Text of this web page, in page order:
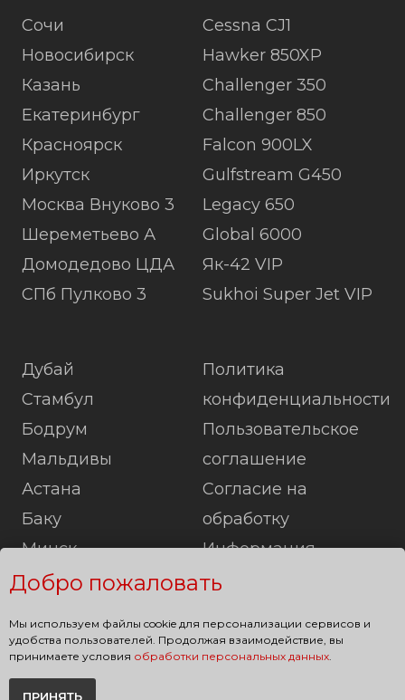
Добро пожаловать
Мы используем файлы cookie для персонализации сервисов и
удобства пользователей. Продолжая взаимодействие, вы
принимаете условия обработки персональных данных.
ПРИНЯТЬ
Сочи
Новосибирск
Казань
Екатеринбург
Красноярск
Иркутск
Москва Внуково 3
Шереметьево А
Домодедово ЦДА
СПб Пулково 3
Cessna CJ1
Hawker 850XP
Challenger 350
Challenger 850
Falcon 900LX
Gulfstream G450
Legacy 650
Global 6000
Як-42 VIP
Sukhoi Super Jet VIP
Дубай
Стамбул
Бодрум
Мальдивы
Астана
Баку
Минск
Лондон
Берлин
Политика
конфиденциальности
Пользовательское
соглашение
Согласие на
обработку
Информация
Карта сайта